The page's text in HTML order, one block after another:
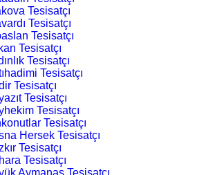
Tesisatçı
Tesisatçı
Tesisatçı
Tesisatçı
Tesisatçı
Tesisatçı
Tesisatçı
Tesisatçı
Tesisatçı
Tesisatçı
Hersek Tesisatçı
Tesisatçı
Tesisatçı